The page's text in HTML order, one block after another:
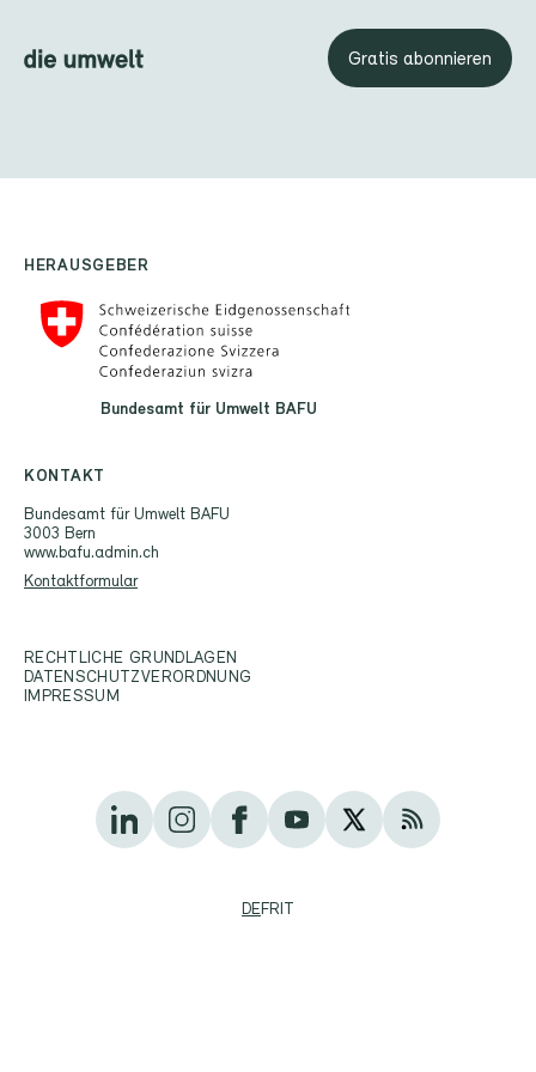
Gratis abonnieren
HERAUSGEBER
Bundesamt für Umwelt BAFU
KONTAKT
Bundesamt für Umwelt BAFU
3003 Bern
www.bafu.admin.ch
Kontaktformular
RECHTLICHE GRUNDLAGEN
DATENSCHUTZVERORDNUNG
IMPRESSUM
DEFRIT